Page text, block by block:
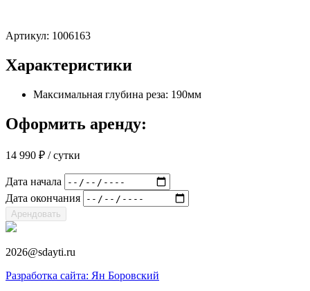
Артикул: 1006163
Характеристики
Максимальная глубина реза: 190мм
Оформить аренду:
14 990 ₽ / сутки
Дата начала
Дата окончания
Арендовать
2026@sdayti.ru
Разработка сайта: Ян Боровский